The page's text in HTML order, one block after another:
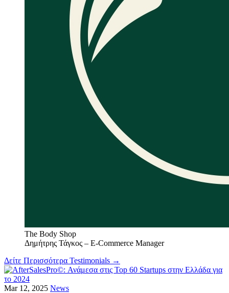
The Body Shop
Δημήτρης Τάγκος – E-Commerce Manager
Δείτε Περισσότερα Testimonials →
Mar 12, 2025 News